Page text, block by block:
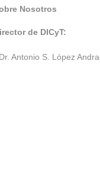
Nosotros
de DICyT:
Antonio S. López